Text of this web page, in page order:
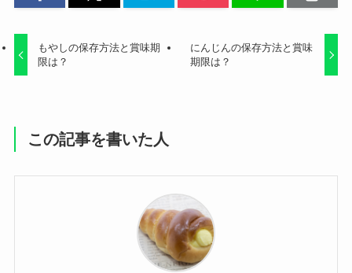
もやしの保存方法と賞味期
限は？
にんじんの保存方法と賞味
期限は？
この記事を書いた人